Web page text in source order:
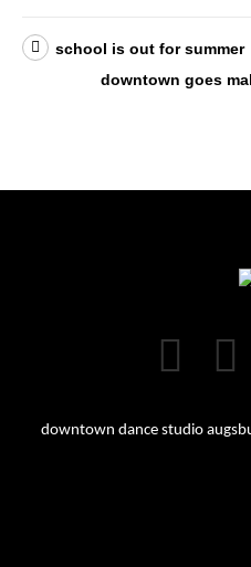
school is out for summer
downtown goes
downtown dance studio